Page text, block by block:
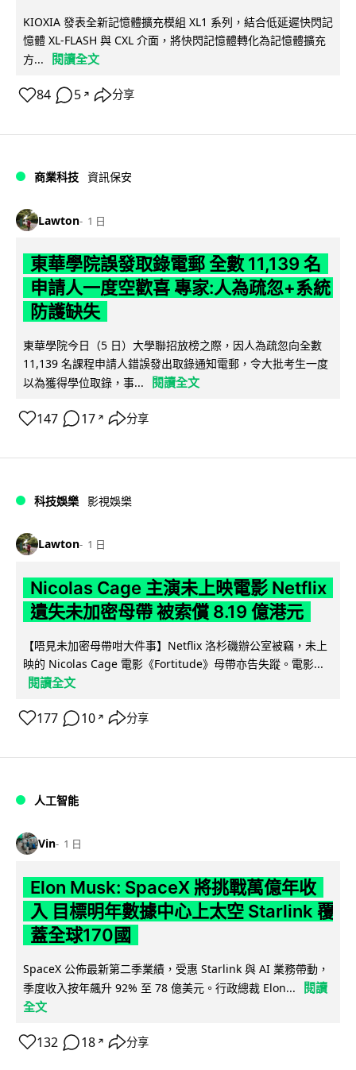
KIOXIA 發表全新記憶體擴充模組 XL1 系列，結合低延遲快閃記
憶體 XL-FLASH 與 CXL 介面，將快閃記憶體轉化為記憶體擴充
方...
閱讀全文
84 5 ↗ 分享
商業科技 資訊保安
Lawton 1 日
東華學院誤發取錄電郵 全數 11,139 名
申請人一度空歡喜 專家:人為疏忽+系統
防護缺失
東華學院今日（5 日）大學聯招放榜之際，因人為疏忽向全數
11,139 名課程申請人錯誤發出取錄通知電郵，令大批考生一度
以為獲得學位取錄，事...
閱讀全文
147 17 ↗ 分享
科技娛樂 影視娛樂
Lawton 1 日
Nicolas Cage 主演未上映電影 Netflix
遺失未加密母帶 被索償 8.19 億港元
【唔見未加密母帶咁大件事】Netflix 洛杉磯辦公室被竊，未上
映的 Nicolas Cage 電影《Fortitude》母帶亦告失蹤。電影...
閱讀全文
177 10 ↗ 分享
人工智能
Vin 1 日
Elon Musk: SpaceX 將挑戰萬億年收
入 目標明年數據中心上太空 Starlink 覆
蓋全球170國
SpaceX 公佈最新第二季業績，受惠 Starlink 與 AI 業務帶動，
季度收入按年飆升 92% 至 78 億美元。行政總裁 Elon...
閱讀
全文
132 18 ↗ 分享